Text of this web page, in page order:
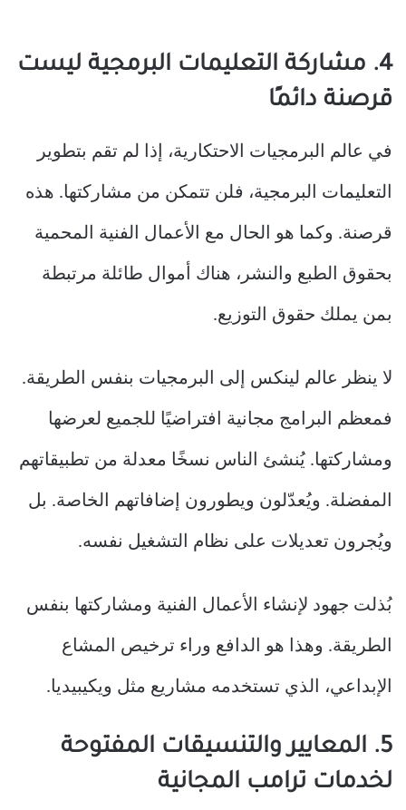
4. مشاركة التعليمات البرمجية ليست
قرصنة دائمًا
في عالم البرمجيات الاحتكارية، إذا لم تقم بتطوير
التعليمات البرمجية، فلن تتمكن من مشاركتها. هذه
قرصنة. وكما هو الحال مع الأعمال الفنية المحمية
بحقوق الطبع والنشر، هناك أموال طائلة مرتبطة
بمن يملك حقوق التوزيع.
لا ينظر عالم لينكس إلى البرمجيات بنفس الطريقة.
فمعظم البرامج مجانية افتراضيًا للجميع لعرضها
ومشاركتها. يُنشئ الناس نسخًا معدلة من تطبيقاتهم
المفضلة. ويُعدّلون ويطورون إضافاتهم الخاصة. بل
ويُجرون تعديلات على نظام التشغيل نفسه.
بُذلت جهود لإنشاء الأعمال الفنية ومشاركتها بنفس
الطريقة. وهذا هو الدافع وراء ترخيص المشاع
الإبداعي، الذي تستخدمه مشاريع مثل ويكيبيديا.
5. المعايير والتنسيقات المفتوحة
لخدمات ترامب المجانية